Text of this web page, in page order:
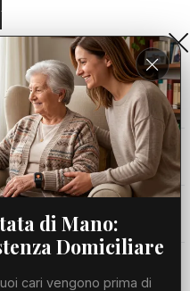
A PORTATA DI MANO:
Home
Cronaca
Viabilità
Utilità
di Mano:
Domiciliare
cari vengono prima di